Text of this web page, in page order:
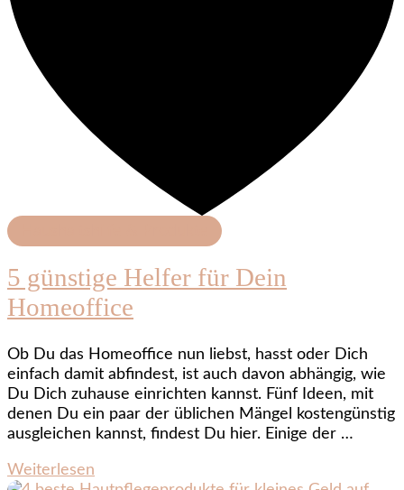
5 günstige Helfer für Dein
Homeoffice
Ob Du das Homeoffice nun liebst, hasst oder Dich
einfach damit abfindest, ist auch davon abhängig, wie
Du Dich zuhause einrichten kannst. Fünf Ideen, mit
denen Du ein paar der üblichen Mängel kostengünstig
ausgleichen kannst, findest Du hier. Einige der …
Weiterlesen